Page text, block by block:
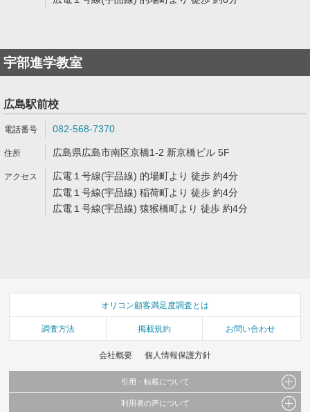
宇部進学教室
広島駅前校
082-568-7370
広島県広島市南区京橋1-2 新京橋ビル 5F
広電１号線(宇品線) 的場町より 徒歩 約4分
広電１号線(宇品線) 稲荷町より 徒歩 約4分
広電１号線(宇品線) 猿猴橋町より 徒歩 約4分
オリコン顧客満足度調査とは
調査方法 掲載規約 お問い合わせ
会社概要 個人情報保護方針
引用・転載について
当サイトで公開されている情報（文字、写真、イラスト、画像データ等）及びこれらの配
利用者の声について